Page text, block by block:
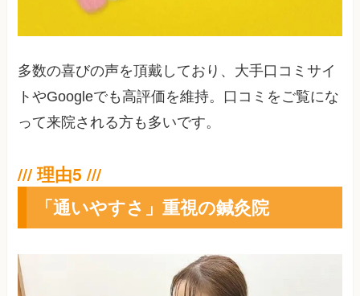
多数の喜びの声を頂戴しており、大手口コミサイ
トやGoogleでも高評価を維持。口コミをご覧にな
って来院される方も多いです。
「通いやすさ」重視の鍼灸院